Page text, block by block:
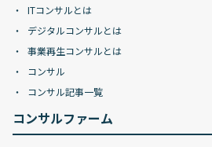
ITコンサルとは
デジタルコンサルとは
事業再生コンサルとは
コンサル
コンサル記事一覧
コンサルファーム